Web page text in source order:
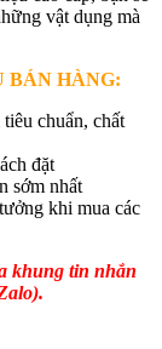
vật dụng mà
BÁN HÀNG:
chuẩn, chất
đặt
sớm nhất
khi mua các
khung tin nhắn